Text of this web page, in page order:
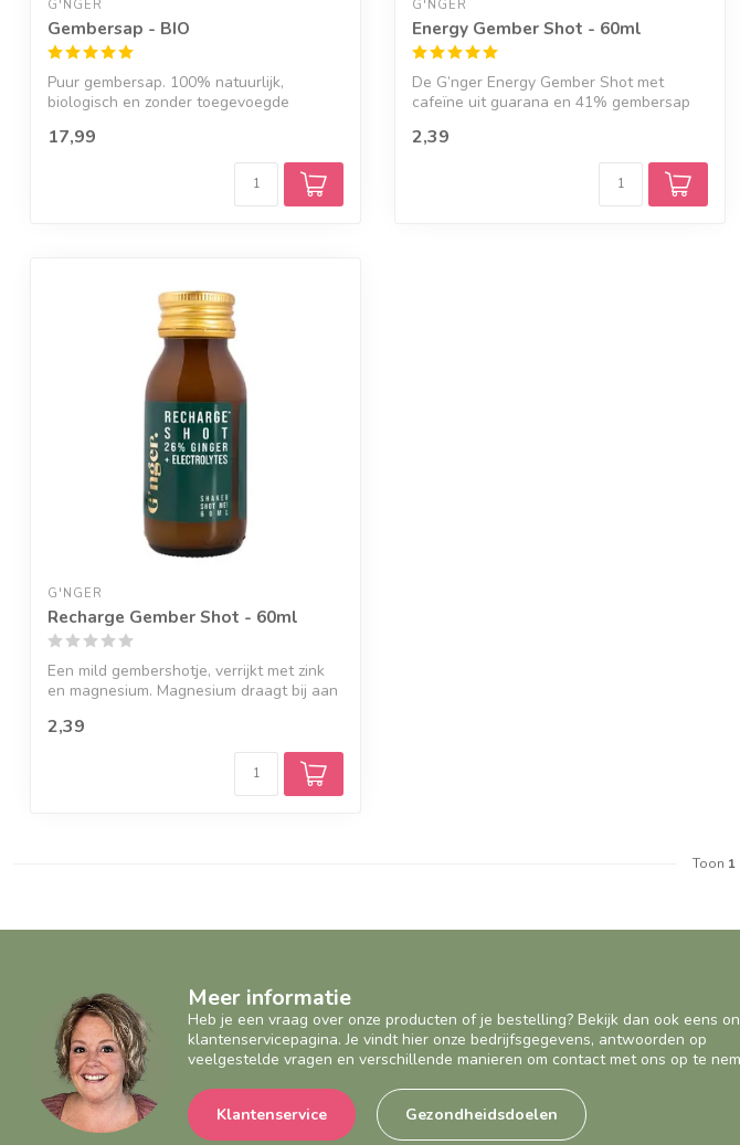
G'NGER
Gembersap - BIO
Puur gembersap. 100% natuurlijk,
biologisch en zonder toegevoegde
17,99
G'NGER
Energy Gember Shot - 60ml
De G’nger Energy Gember Shot met
cafeïne uit guarana en 41% gembersap
2,39
G'NGER
Recharge Gember Shot - 60ml
Een mild gembershotje, verrijkt met zink
en magnesium. Magnesium draagt bij aan
2,39
Toon 1
Meer informatie
Heb je een vraag over onze producten of je bestelling? Bekijk dan ook eens
klantenservicepagina. Je vindt hier onze bedrijfsgegevens, antwoorden op
veelgestelde vragen en verschillende manieren om contact met ons op te
Klantenservice Gezondheidsdoelen